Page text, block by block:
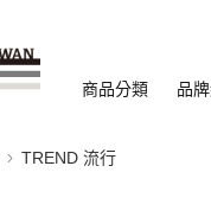
商品分類 品
TREND 流行